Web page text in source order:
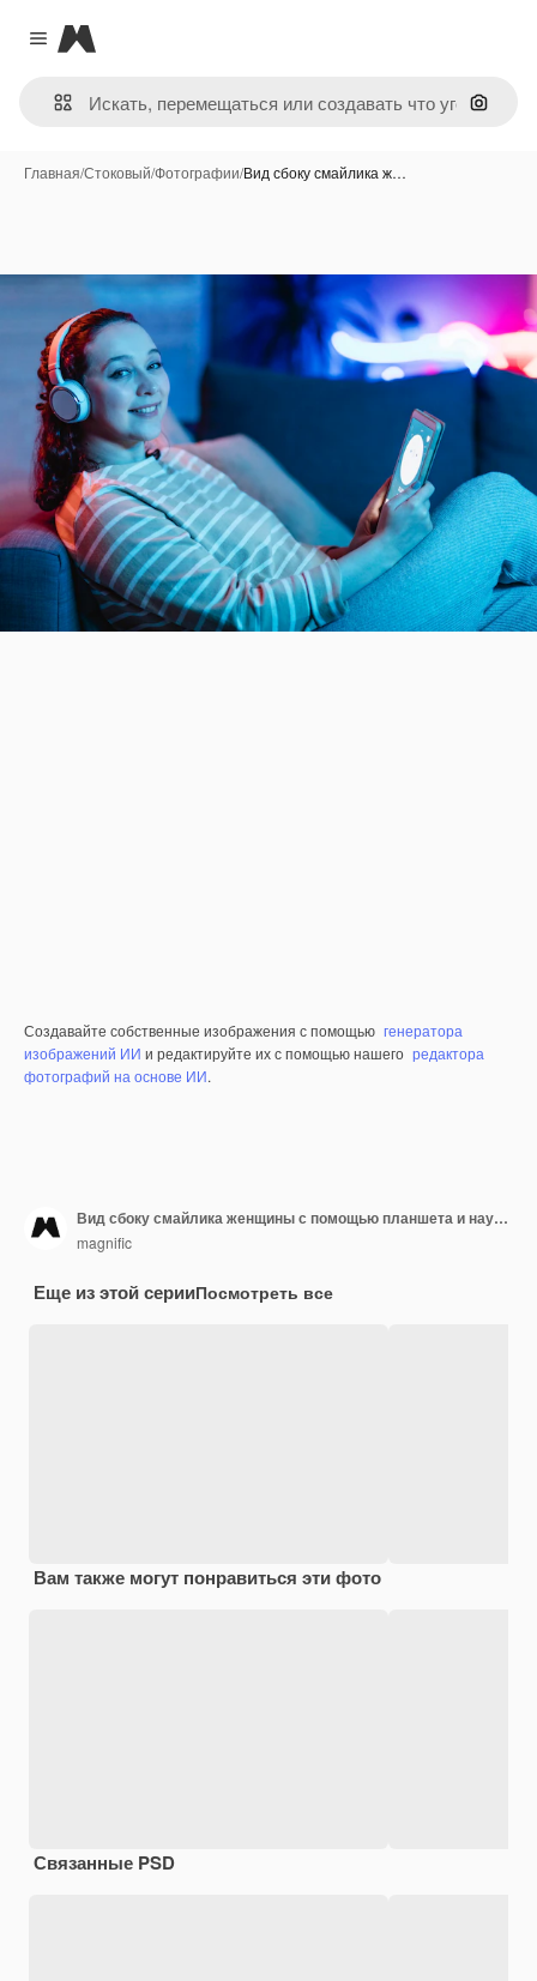
Close menu
Magnific
Поиск
Главная/Стоковый/Фотографии/Вид сбоку смайлика ж…
Создавайте собственные изображения с помощью генератора
изображений ИИ и редактируйте их с помощью нашего редактора
фотографий на основе ИИ.
Вид сбоку смайлика женщины с помощью планшета и наушников дома
magnific
Еще из этой серииПосмотреть все
Вам также могут понравиться эти фото
Связанные PSD